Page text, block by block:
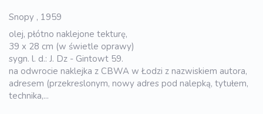
Snopy , 1959
olej, płótno naklejone tekturę,
39 x 28 cm (w świetle oprawy)
sygn. l. d.: J. Dz - Gintowt 59.
na odwrocie naklejka z CBWA w Łodzi z nazwiskiem autora,
adresem (przekreslonym, nowy adres pod nalepką, tytułem,
technika,...